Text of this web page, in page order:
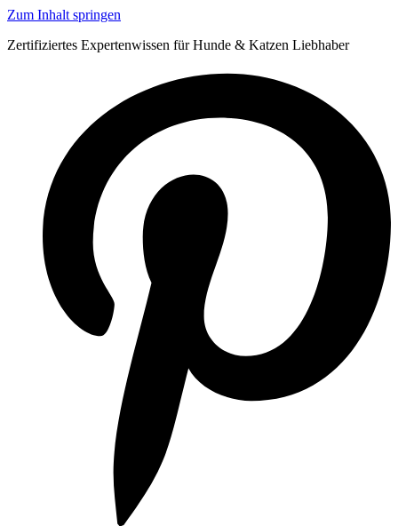
Zum Inhalt springen
Zertifiziertes Expertenwissen für Hunde & Katzen Liebhaber